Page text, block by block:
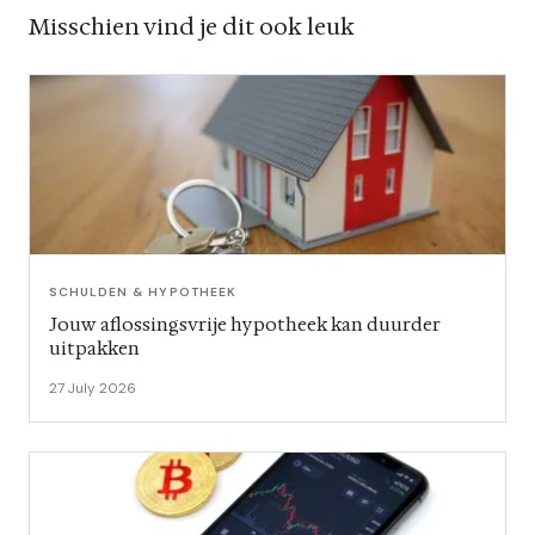
Misschien vind je dit ook leuk
SCHULDEN & HYPOTHEEK
Jouw aflossingsvrije hypotheek kan duurder
uitpakken
27 July 2026